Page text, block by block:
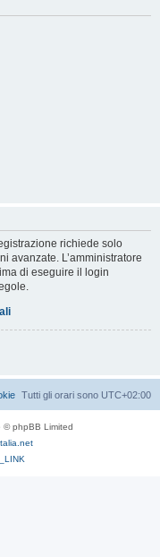
richiede solo
avanzate. L’amministratore
di eseguire il login
Tutti gli orari sono UTC+02:00
© phpBB Limited